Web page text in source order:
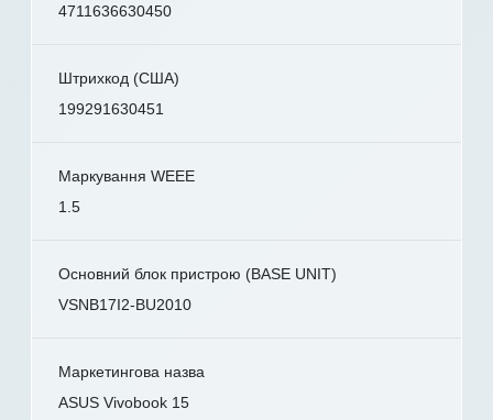
4711636630450
Штрихкод (США)
199291630451
Маркування WEEE
1.5
Основний блок пристрою (BASE UNIT)
VSNB17I2-BU2010
Маркетингова назва
ASUS Vivobook 15